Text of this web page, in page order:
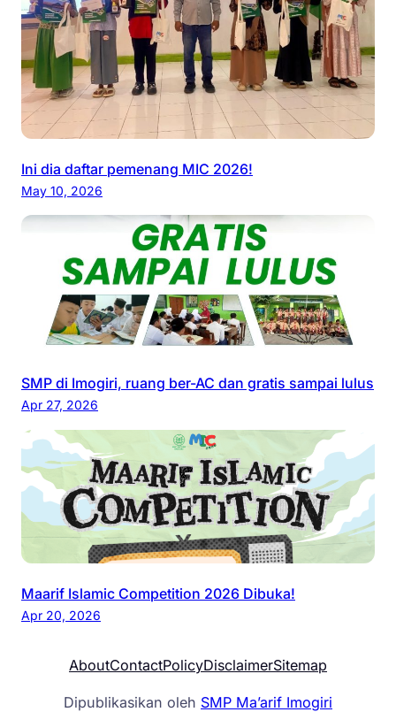
Ini dia daftar pemenang MIC 2026!
May 10, 2026
SMP di Imogiri, ruang ber-AC dan gratis sampai lulus
Apr 27, 2026
Maarif Islamic Competition 2026 Dibuka!
Apr 20, 2026
AboutContactPolicyDisclaimerSitemap
Dipublikasikan oleh SMP Ma’arif Imogiri